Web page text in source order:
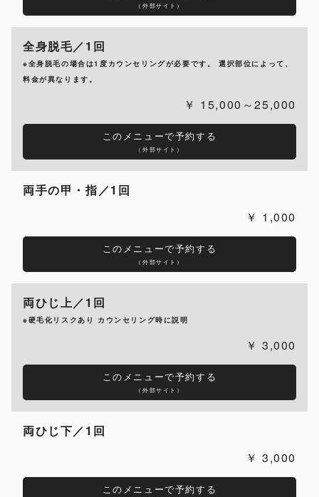
（外部サイト）
全身脱毛／1回
※全身脱毛の場合は1度カウンセリングが必要です。 選択部位によって、
料金が異なります。
15,000～25,000
このメニューで予約する
（外部サイト）
両手の甲・指／1回
1,000
このメニューで予約する
（外部サイト）
両ひじ上／1回
※硬毛化リスクあり カウンセリング時に説明
3,000
このメニューで予約する
（外部サイト）
両ひじ下／1回
3,000
このメニューで予約する